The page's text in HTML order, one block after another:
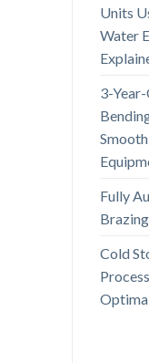
Units
Water
3-
Fully
Cold